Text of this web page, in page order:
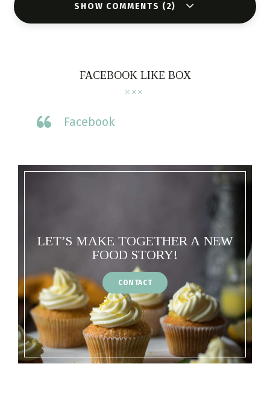
SHOW COMMENTS (2)
FACEBOOK LIKE BOX
Facebook
LET’S MAKE TOGETHER A NEW
FOOD STORY!
CONTACT